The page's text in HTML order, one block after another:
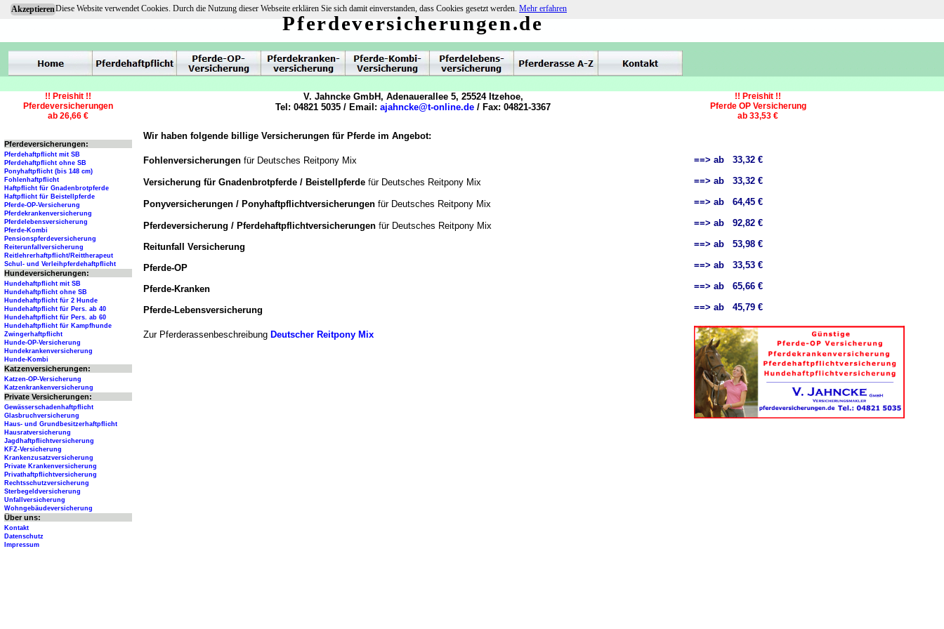
AkzeptierenDiese Website verwendet Cookies. Durch die Nutzung dieser Webseite erklären Sie sich damit einverstanden, dass Cookies gesetzt werden. Mehr erfahren
Wir haben folgende billige Versicherungen für Pferde im Angebot:
Fohlenversicherungen für Deutsches Reitpony Mix
Versicherung für Gnadenbrotpferde / Beistellpferde für Deutsches Reitpony Mix
Ponyversicherungen / Ponyhaftpflichtversicherungen für Deutsches Reitpony Mix
Pferdeversicherung / Pferdehaftpflichtversicherungen für Deutsches Reitpony Mix
Reitunfall Versicherung
Pferde-OP
Pferde-Kranken
Pferde-Lebensversicherung
Zur Pferderassenbeschreibung Deutscher Reitpony Mix
==> ab 33,32 €
==> ab 33,32 €
==> ab 64,45 €
==> ab 92,82 €
==> ab 53,98 €
==> ab 33,53 €
==> ab 65,66 €
==> ab 45,79 €
Pferdeversicherungen.de
V. Jahncke GmbH, Adenauerallee 5, 25524 Itzehoe,
Tel: 04821 5035 / Email: ajahncke@t-online.de / Fax: 04821-3367
!! Preishit !!
Pferdeversicherungen
ab 26,66 €
!! Preishit !!
Pferde OP Versicherung
ab 33,53 €
Pferdeversicherungen:
Pferdehaftpflicht mit SB
Pferdehaftpflicht ohne SB
Ponyhaftpflicht (bis 148 cm)
Fohlenhaftpflicht
Haftpflicht für Gnadenbrotpferde
Haftpflicht für Beistellpferde
Pferde-OP-Versicherung
Pferdekrankenversicherung
Pferdelebensversicherung
Pferde-Kombi
Pensionspferdeversicherung
Reiterunfallversicherung
Reitlehrerhaftpflicht/Reittherapeut
Schul- und Verleihpferdehaftpflicht
Hundeversicherungen:
Hundehaftpflicht mit SB
Hundehaftpflicht ohne SB
Hundehaftpflicht für 2 Hunde
Hundehaftpflicht für Pers. ab 40
Hundehaftpflicht für Pers. ab 60
Hundehaftpflicht für Kampfhunde
Zwingerhaftpflicht
Hunde-OP-Versicherung
Hundekrankenversicherung
Hunde-Kombi
Katzenversicherungen:
Katzen-OP-Versicherung
Katzenkrankenversicherung
Private Versicherungen:
Gewässerschadenhaftpflicht
Glasbruchversicherung
Haus- und Grundbesitzerhaftpflicht
Hausratversicherung
Jagdhaftpflichtversicherung
KFZ-Versicherung
Krankenzusatzversicherung
Private Krankenversicherung
Privathaftpflichtversicherung
Rechtsschutzversicherung
Sterbegeldversicherung
Unfallversicherung
Wohngebäudeversicherung
Über uns:
Kontakt
Datenschutz
Impressum